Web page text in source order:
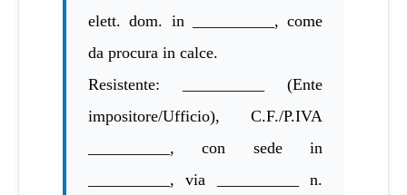
elett. dom. in __________, come
da procura in calce.
Resistente: __________ (Ente
impositore/Ufficio), C.F./P.IVA
__________, con sede in
__________, via __________ n.